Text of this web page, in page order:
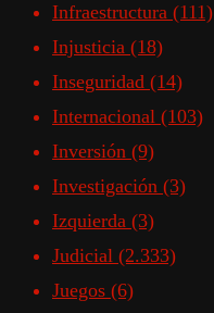
Infraestructura (111)
Injusticia (18)
Inseguridad (14)
Internacional (103)
Inversión (9)
Investigación (3)
Izquierda (3)
Judicial (2.333)
Juegos (6)